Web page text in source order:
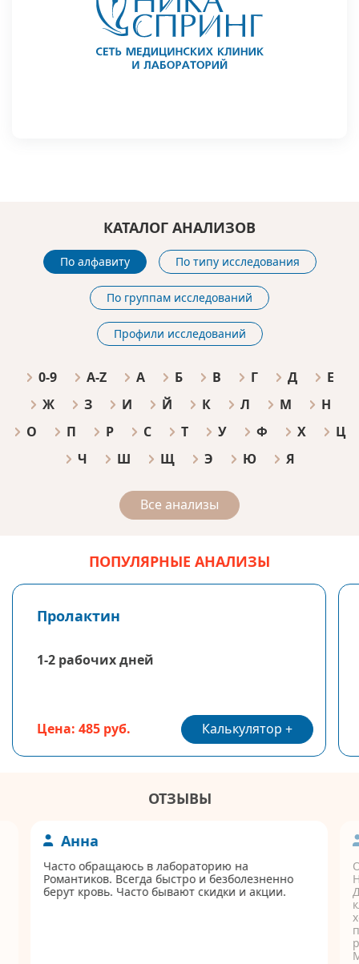
КАТАЛОГ АНАЛИЗОВ
По алфавиту По типу исследования
По группам исследований
Профили исследований
0-9 A-Z А Б В Г Д
Е
Ж
З И Й К Л М
Н
О
П Р С Т У Ф Х
Ц
Ч
Ш Щ Э Ю Я
Все анализы
ПОПУЛЯРНЫЕ АНАЛИЗЫ
Пролактин
1-2 рабочих дней
Цена: 485 руб. Калькулятор
ОТЗЫВЫ
Анна
Часто обращаюсь в лабораторию на
Романтиков. Всегда быстро и безболезненно
берут кровь. Часто бывают скидки и акции.